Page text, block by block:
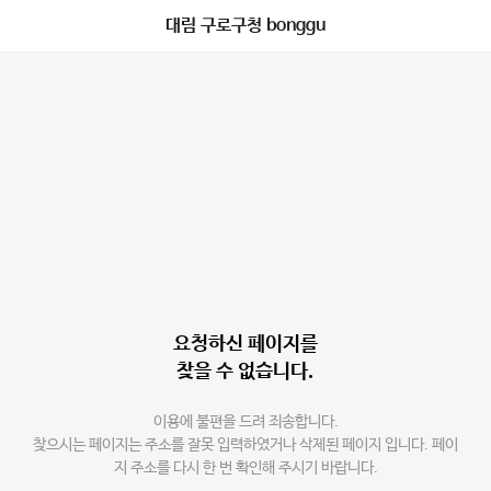
대림 구로구청 bonggu
요청하신 페이지를
찾을 수 없습니다.
이용에 불편을 드려 죄송합니다.
찾으시는 페이지는 주소를 잘못 입력하였거나 삭제된 페이지 입니다. 페이
지 주소를 다시 한 번 확인해 주시기 바랍니다.